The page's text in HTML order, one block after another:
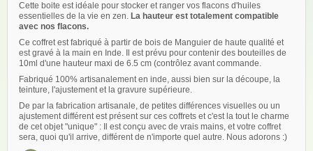
Cette boite est idéale pour stocker et ranger vos flacons d'huiles
essentielles de la vie en zen. La hauteur est totalement compatible
avec nos flacons.
Ce coffret est fabriqué à partir de bois de Manguier de haute qualité et
est gravé à la main en Inde. Il est prévu pour contenir des bouteilles de
10ml d'une hauteur maxi de 6.5 cm (contrôlez avant commande.
Fabriqué 100% artisanalement en inde, aussi bien sur la découpe, la
teinture, l'ajustement et la gravure supérieure.
De par la fabrication artisanale, de petites différences visuelles ou un
ajustement différent est présent sur ces coffrets et c'est la tout le charme
de cet objet "unique" : Il est conçu avec de vrais mains, et votre coffret
sera, quoi qu'il arrive, différent de n'importe quel autre. Nous adorons :)